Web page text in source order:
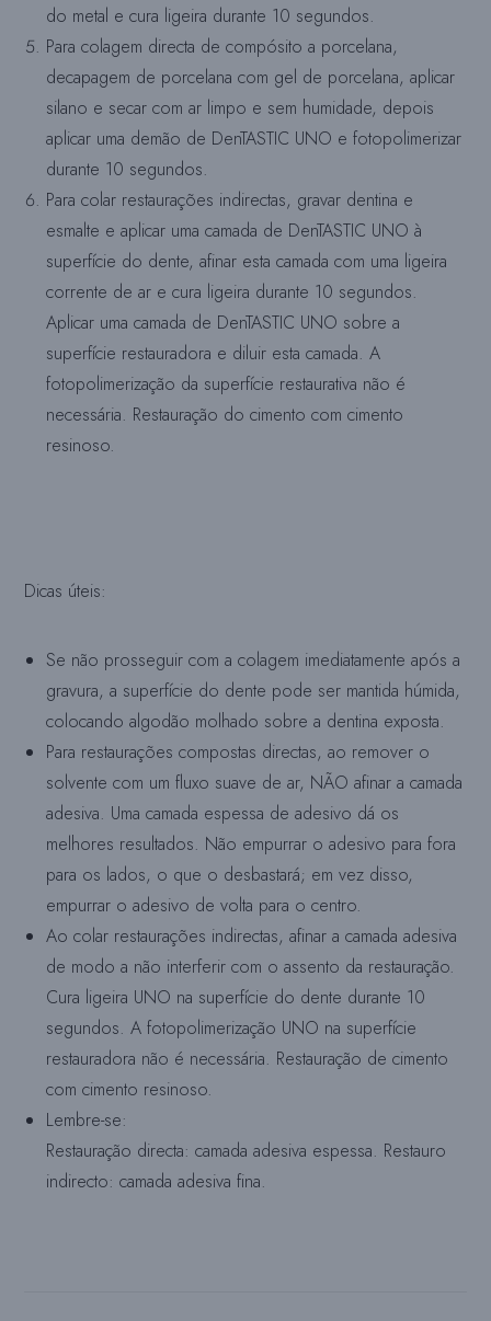
do metal e cura ligeira durante 10 segundos.
Para colagem directa de compósito a porcelana,
decapagem de porcelana com gel de porcelana, aplicar
silano e secar com ar limpo e sem humidade, depois
aplicar uma demão de DenTASTIC UNO e fotopolimerizar
durante 10 segundos.
Para colar restaurações indirectas, gravar dentina e
esmalte e aplicar uma camada de DenTASTIC UNO à
superfície do dente, afinar esta camada com uma ligeira
corrente de ar e cura ligeira durante 10 segundos.
Aplicar uma camada de DenTASTIC UNO sobre a
superfície restauradora e diluir esta camada. A
fotopolimerização da superfície restaurativa não é
necessária. Restauração do cimento com cimento
resinoso.
Dicas úteis:
Se não prosseguir com a colagem imediatamente após a
gravura, a superfície do dente pode ser mantida húmida,
colocando algodão molhado sobre a dentina exposta.
Para restaurações compostas directas, ao remover o
solvente com um fluxo suave de ar, NÃO afinar a camada
adesiva. Uma camada espessa de adesivo dá os
melhores resultados. Não empurrar o adesivo para fora
para os lados, o que o desbastará; em vez disso,
empurrar o adesivo de volta para o centro.
Ao colar restaurações indirectas, afinar a camada adesiva
de modo a não interferir com o assento da restauração.
Cura ligeira UNO na superfície do dente durante 10
segundos. A fotopolimerização UNO na superfície
restauradora não é necessária. Restauração de cimento
com cimento resinoso.
Lembre-se:
Restauração directa: camada adesiva espessa. Restauro
indirecto: camada adesiva fina.